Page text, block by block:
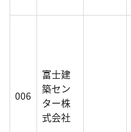
006
富士建
築セン
ター株
式会社